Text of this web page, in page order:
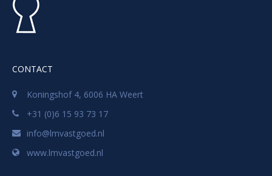
CONTACT
Koningshof 4, 6006 HA Weert
+31 (0)6 15 93 73 17
info@lmvastgoed.nl
www.lmvastgoed.nl